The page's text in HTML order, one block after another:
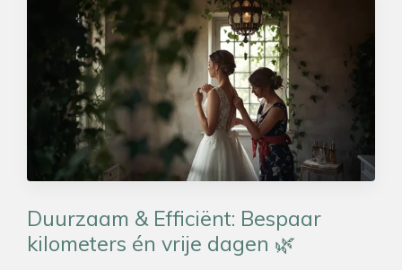
Duurzaam & Efficiënt: Bespaar
kilometers én vrije dagen 🌿